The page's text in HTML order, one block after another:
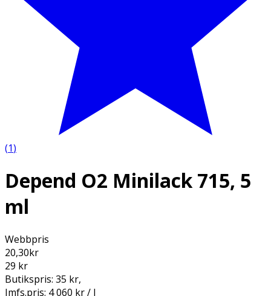
(1)
Depend O2 Minilack 715, 5
ml
Webbpris
20,30kr
29 kr
Butikspris: 35 kr,
Jmfs.pris: 4 060 kr / l